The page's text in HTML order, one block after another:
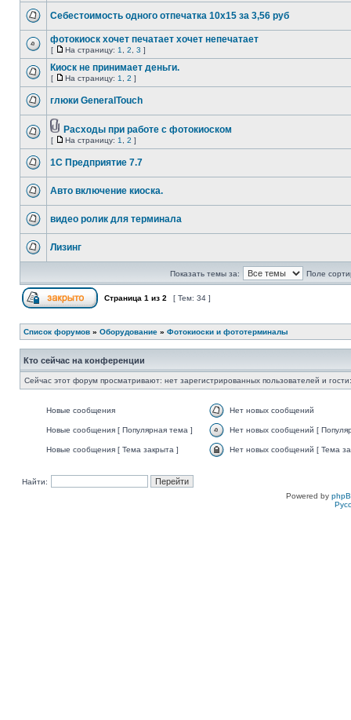
Себестоимость одного отпечатка 10х15 за 3,56 руб
фотокиоск хочет печатает хочет непечатает
[ На страницу: 1 2 3 ]
Киоск не принимает деньги.
[ На страницу: 1 2 ]
глюки GeneralTouch
Расходы при работе с фотокиоском
[ На страницу: 1 2 ]
1С Предприятие 7.7
Авто включение киоска.
видео ролик для терминала
Лизинг
Показать темы за: Поле
Страница 1 из 2 [ Тем: 34 ]
Список форумов » Оборудование » Фотокиоски и фототерминалы
Кто сейчас на конференции
Сейчас этот форум просматривают: нет зарегистрированных пользователей и
Новые сообщения Нет новых сообщений
Новые сообщения [ Популярная тема ] Нет новых сообщений [
Новые сообщения [ Тема закрыта ] Нет новых сообщений [ Тема
Найти:
Powered by